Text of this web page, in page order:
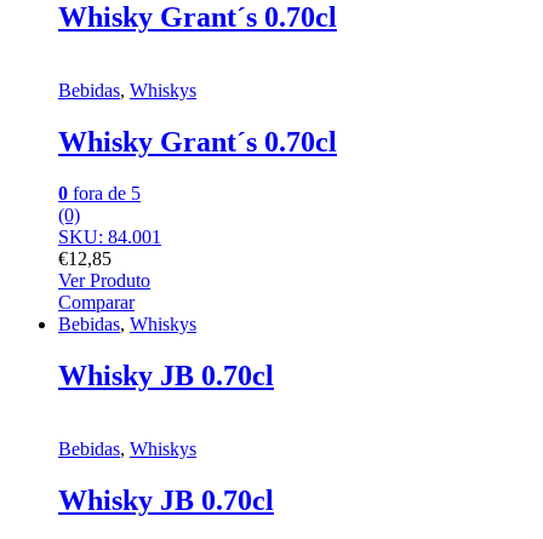
Whisky Grant´s 0.70cl
Bebidas, Whiskys
Whisky Grant´s 0.70cl
0 fora de 5
(0)
SKU: 84.001
€12,85
Ver Produto
Comparar
Bebidas, Whiskys
Whisky JB 0.70cl
Bebidas, Whiskys
Whisky JB 0.70cl